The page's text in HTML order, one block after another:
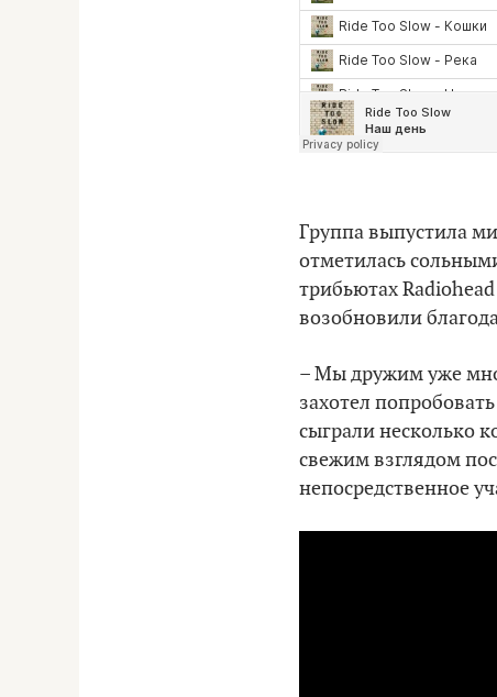
Группа выпустила
отметилась
трибьютах
возобновили
– Мы дружим уже
захотел
сыграли несколько
свежим взглядом
непосредственное